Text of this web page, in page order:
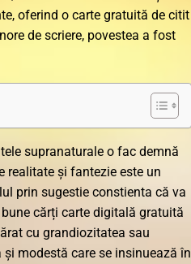
oferind o carte gratuită de citit
de scriere, povestea a fost
supranaturale o fac demnă
realitate și fantezie este un
prin sugestie constienta că va
cărți carte digitală gratuită
cu grandiozitatea sau
modestă care se insinuează în